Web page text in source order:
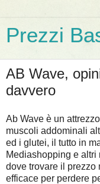
Prezzi
AB Wave,
davvero
Ab Wave è un
muscoli addominali
ed i glutei, il tutto in
Mediashopping e
dove trovare il prezzo
efficace per perdere